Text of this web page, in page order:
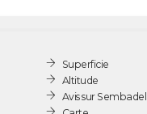
Superficie
Altitude
Avis sur Sembadel